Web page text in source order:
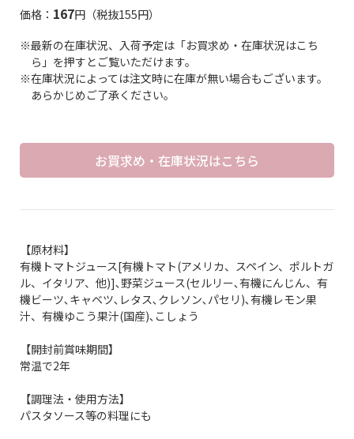
価格： 167円（税抜155円）
※最新の在庫状況、入荷予定は「お買求め・在庫状況はこち
ら」を押すとご覧いただけます。
※在庫状況によっては注文時に在庫が無い場合もございます。
あらかじめご了承ください。
お買求め・在庫状況はこちら
【原材料】
有機トマトジュース[有機トマト(アメリカ、スペイン、ポルトガ
ル、イタリア、他)]､野菜ジュース(セルリー､有機にんじん、有
機ビーツ､キャベツ､レタス､クレソン､パセリ)､有機レモン果
汁、有機ゆこう果汁(国産)､こしょう
【開封前賞味期間】
常温で2年
【調理法・使用方法】
パスタソース等の料理にも